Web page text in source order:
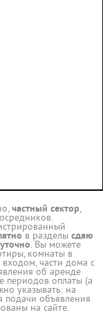
частный сектор,
в разделы сдаю
. Вы можете
комнаты в
части дома с
об аренде
периодов оплаты (а
указывать: на
подачи объявления
на сайте.